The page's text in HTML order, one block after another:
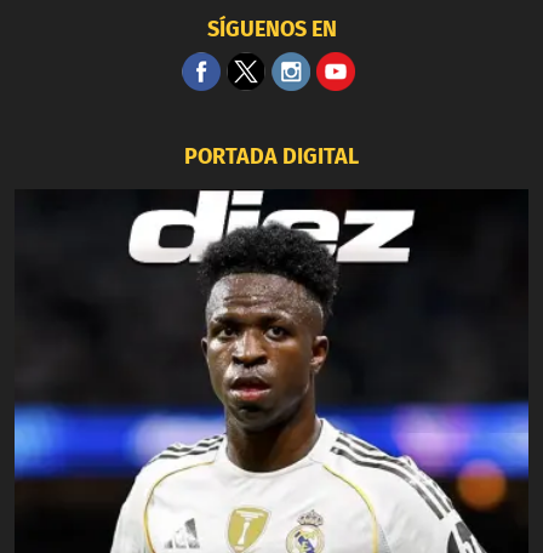
SÍGUENOS EN
PORTADA DIGITAL